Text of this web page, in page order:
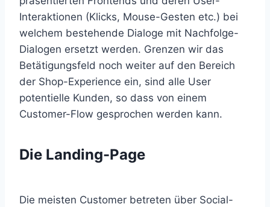
Interaktionen (Klicks, Mouse-Gesten etc.) bei
welchem bestehende Dialoge mit Nachfolge-
Dialogen ersetzt werden. Grenzen wir das
Betätigungsfeld noch weiter auf den Bereich
der Shop-Experience ein, sind alle User
potentielle Kunden, so dass von einem
Customer-Flow gesprochen werden kann.
Die Landing-Page
Die meisten Customer betreten über Social-